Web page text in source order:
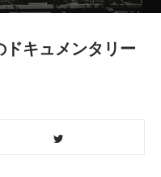
キュメンタリー